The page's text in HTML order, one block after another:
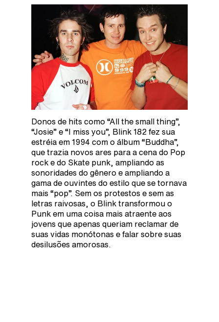
Donos de hits como “All the small thing”,
“Josie” e “I miss you”, Blink 182 fez sua
estréia em 1994 com o álbum “Buddha”,
que trazia novos ares para a cena do Pop
rock e do Skate punk, ampliando as
sonoridades do gênero e ampliando a
gama de ouvintes do estilo que se tornava
mais “pop”. Sem os protestos e sem as
letras raivosas, o Blink transformou o
Punk em uma coisa mais atraente aos
jovens que apenas queriam reclamar de
suas vidas monótonas e falar sobre suas
desilusões amorosas.